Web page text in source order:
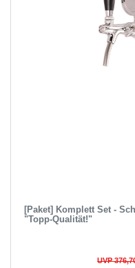
[Paket] Komplett Set -
"Topp-Qualität!"
UVP